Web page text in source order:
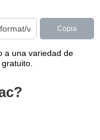
Copia
a una variedad de